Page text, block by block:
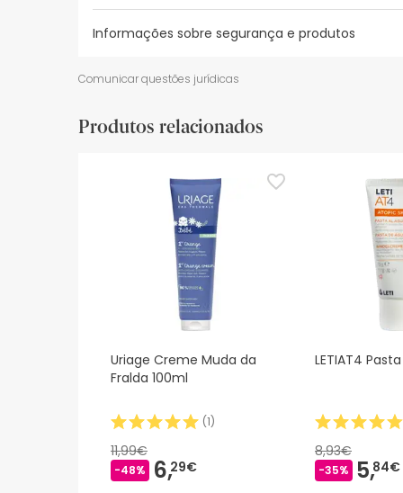
Informações sobre segurança e produtos
Recursos de segurança visual
De momento, não dispomos de imagens de
sobre segurança, não hesites em contactar-
Comunicar questões jurídicas
Produtos relacionados
Uriage Creme Muda da
Fralda 100ml
(1)
11,99€
-48% 6,29€
LETIAT4
8,93€
-35% 5,84€